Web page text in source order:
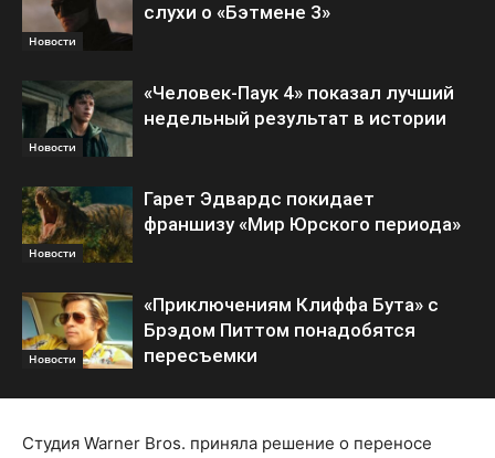
Новости
слухи о «Бэтмене 3»
Новости
«Человек-Паук 4» показал лучший
недельный результат в истории
Новости
Гарет Эдвардс покидает
франшизу «Мир Юрского периода»
Новости
«Приключениям Клиффа Бута» с
Брэдом Питтом понадобятся
пересъемки
Студия Warner Bros. приняла решение о переносе